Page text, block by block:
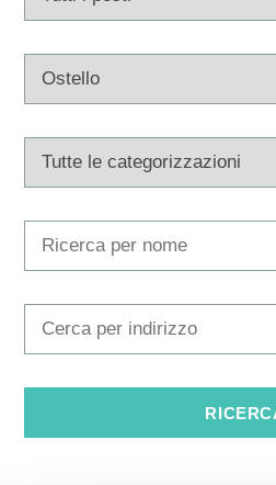
Multimedia
Tourist office
Safe in Dalmatia
Villa Nika, Kamberovo